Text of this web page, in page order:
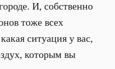
И, собственно
тоже всех
ситуация у вас,
которым вы